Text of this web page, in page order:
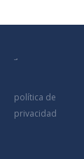
política de
privacidad